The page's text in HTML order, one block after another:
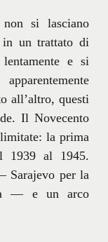
si lasciano
in un trattato di
e si
all’altro, questi
Il Novecento
la prima
1939 al 1945.
Sarajevo per la
— e un arco